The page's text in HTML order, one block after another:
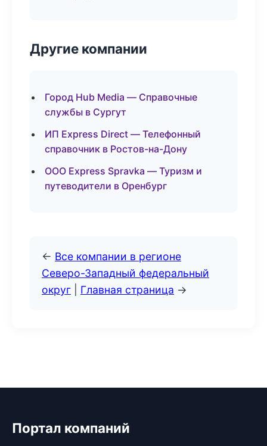
Другие компании
Город Hub Media — Справочные
службы в Сургут
ИП Express Direct — Телефонный
справочник в Ростов-на-Дону
ООО Express Spravka — Туризм и
путеводители в Оренбург
← Все компании в регионе
Северо-Западный федеральный
округ
Главная страница →
Портал компаний